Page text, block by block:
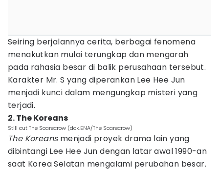
Seiring berjalannya cerita, berbagai fenomena
menakutkan mulai terungkap dan mengarah
pada rahasia besar di balik perusahaan tersebut.
Karakter Mr. S yang diperankan Lee Hee Jun
menjadi kunci dalam mengungkap misteri yang
terjadi.
2. The Koreans
Still cut The Scarecrow (dok.ENA/The Scarecrow)
The Koreans menjadi proyek drama lain yang
dibintangi Lee Hee Jun dengan latar awal 1990-an
saat Korea Selatan mengalami perubahan besar.